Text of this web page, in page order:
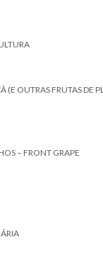
(E OUTRAS FRUTAS DE
– FRONT GRAPE